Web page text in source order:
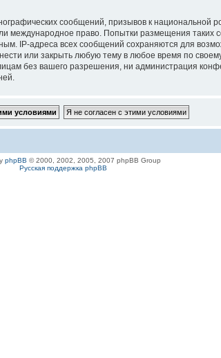
сообщений, призывов к национальной
международное право. Попытки размещения
IP-адреса всех сообщений сохраняются для
или закрыть любую тему в любое время по
без вашего разрешения, ни администрация
phpBB © 2000, 2002, 2005, 2007 phpBB Group
Русская поддержка phpBB